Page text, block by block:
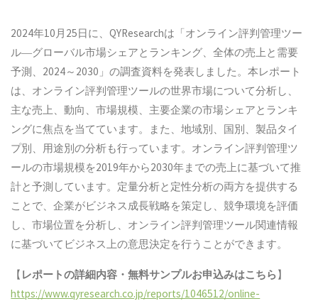
2024年10月25日に、QYResearchは「オンライン評判管理ツー
ル―グローバル市場シェアとランキング、全体の売上と需要
予測、2024～2030」の調査資料を発表しました。本レポート
は、オンライン評判管理ツールの世界市場について分析し、
主な売上、動向、市場規模、主要企業の市場シェアとランキ
ングに焦点を当てています。また、地域別、国別、製品タイ
プ別、用途別の分析も行っています。オンライン評判管理ツ
ールの市場規模を2019年から2030年までの売上に基づいて推
計と予測しています。定量分析と定性分析の両方を提供する
ことで、企業がビジネス成長戦略を策定し、競争環境を評価
し、市場位置を分析し、オンライン評判管理ツール関連情報
に基づいてビジネス上の意思決定を行うことができます。
【 レポートの詳細内容・無料サンプルお申込みはこちら】
https://www.qyresearch.co.jp/reports/1046512/online-